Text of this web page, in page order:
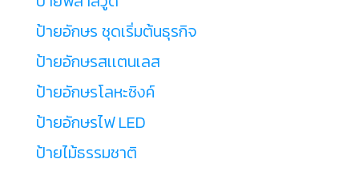
ป้ายอักษร ชุดเริ่มต้นธุรกิจ
ป้ายอักษรสเเตนเลส
ป้ายอักษรโลหะซิงค์
ป้ายอักษรไฟ LED
ป้ายไม้ธรรมชาติ